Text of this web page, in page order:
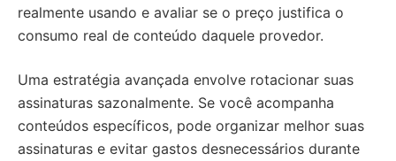
realmente usando e avaliar se o preço justifica o
consumo real de conteúdo daquele provedor.
Uma estratégia avançada envolve rotacionar suas
assinaturas sazonalmente. Se você acompanha
conteúdos específicos, pode organizar melhor suas
assinaturas e evitar gastos desnecessários durante